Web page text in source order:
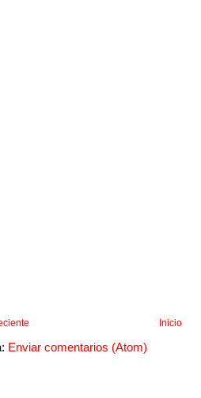
Inicio
Enviar comentarios (Atom)